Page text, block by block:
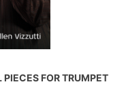
FOR TRUMPET